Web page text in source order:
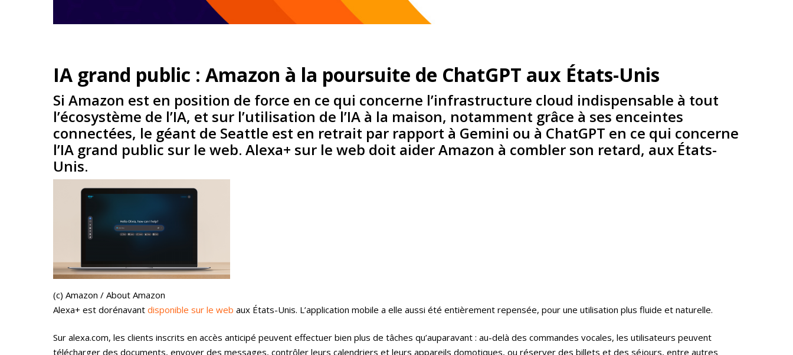
IA grand public : Amazon à la poursuite de ChatGPT aux États-Unis
Si Amazon est en position de force en ce qui concerne l’infrastructure cloud indispensable à tout
l’écosystème de l’IA, et sur l’utilisation de l’IA à la maison, notamment grâce à ses enceintes
connectées, le géant de Seattle est en retrait par rapport à Gemini ou à ChatGPT en ce qui concerne
l’IA grand public sur le web. Alexa+ sur le web doit aider Amazon à combler son retard, aux États-
Unis.
(c) Amazon / About Amazon
Alexa+ est dorénavant disponible sur le web aux États-Unis. L’application mobile a elle aussi été entièrement repensée, pour une utilisation plus fluide et naturelle.
Sur alexa.com, les clients inscrits en accès anticipé peuvent effectuer bien plus de tâches qu’auparavant : au-delà des commandes vocales, les utilisateurs peuvent
télécharger des documents, envoyer des messages, contrôler leurs calendriers et leurs appareils domotiques, ou réserver des billets et des séjours, entre autres